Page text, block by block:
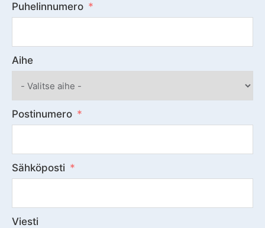
Puhelinnumero
Aihe
Postinumero
Sähköposti
Viesti